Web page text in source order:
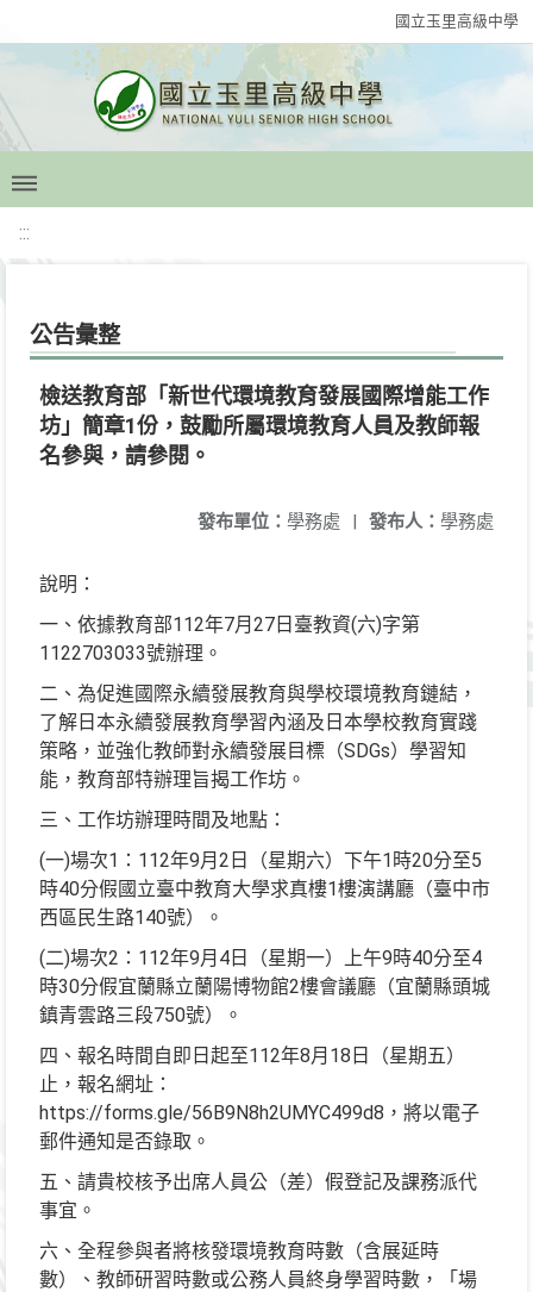
國立玉里高級中學
:::
公告彙整
檢送教育部「新世代環境教育發展國際增能工作
坊」簡章1份，鼓勵所屬環境教育人員及教師報
名參與，請參閱。
發布人： 學務處
發布單位： 學務處 |
說明：
一、依據教育部112年7月27日臺教資(六)字第
1122703033號辦理。
二、為促進國際永續發展教育與學校環境教育鏈結，
了解日本永續發展教育學習內涵及日本學校教育實踐
策略，並強化教師對永續發展目標（SDGs）學習知
能，教育部特辦理旨揭工作坊。
三、工作坊辦理時間及地點：
(一)場次1：112年9月2日（星期六）下午1時20分至5
時40分假國立臺中教育大學求真樓1樓演講廳（臺中市
西區民生路140號）。
(二)場次2：112年9月4日（星期一）上午9時40分至4
時30分假宜蘭縣立蘭陽博物館2樓會議廳（宜蘭縣頭城
鎮青雲路三段750號）。
四、報名時間自即日起至112年8月18日（星期五）
止，報名網址：
https://forms.gle/56B9N8h2UMYC499d8，將以電子
郵件通知是否錄取。
五、請貴校核予出席人員公（差）假登記及課務派代
事宜。
六、全程參與者將核發環境教育時數（含展延時
數）、教師研習時數或公務人員終身學習時數，「場